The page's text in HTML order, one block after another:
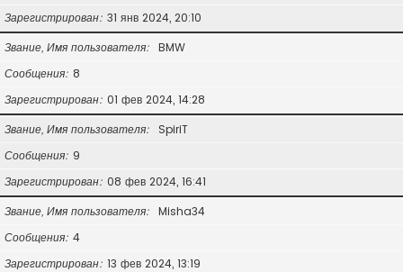
Зарегистрирован 31 янв 2024, 20:10
Звание, Имя пользователя
BMW
Сообщения 8
Зарегистрирован 01 фев 2024, 14:28
Звание, Имя пользователя
SpiriT
Сообщения 9
Зарегистрирован 08 фев 2024, 16:41
Звание, Имя пользователя
Misha34
Сообщения 4
Зарегистрирован 13 фев 2024, 13:19